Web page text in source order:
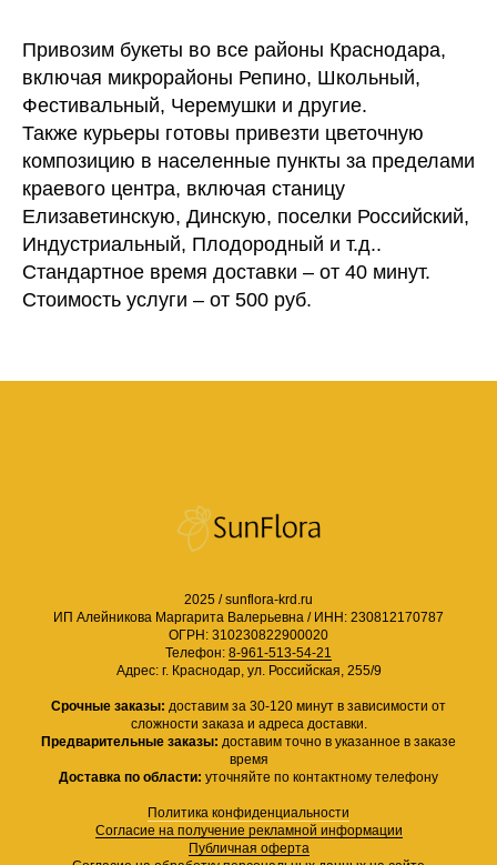
Привозим букеты во все районы Краснодара,
включая микрорайоны Репино, Школьный,
Фестивальный, Черемушки и другие.
Также курьеры готовы привезти цветочную
композицию в населенные пункты за пределами
краевого центра, включая станицу
Елизаветинскую, Динскую, поселки Российский,
Индустриальный, Плодородный и т.д..
Стандартное время доставки – от 40 минут.
Стоимость услуги – от 500 руб.
2025 / sunflora-krd.ru
ИП Алейникова Маргарита Валерьевна / ИНН: 230812170787
ОГРН: 310230822900020
Телефон: 8-961-513-54-21
Адрес: г. Краснодар, ул. Российская, 255/9
Срочные заказы: доставим за 30-120 минут в зависимости от
сложности заказа и адреса доставки.
Предварительные заказы: доставим точно в указанное в заказе
время
Доставка по области: уточняйте по контактному телефону
Политика конфиденциальности
Согласие на получение рекламной информации
Публичная оферта